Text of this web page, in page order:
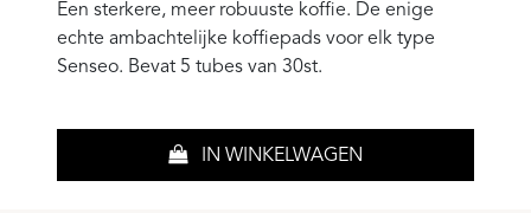
Een sterkere, meer robuuste koffie. De enige
echte ambachtelijke koffiepads voor elk type
Senseo. Bevat 5 tubes van 30st.
IN WINKELWAGEN